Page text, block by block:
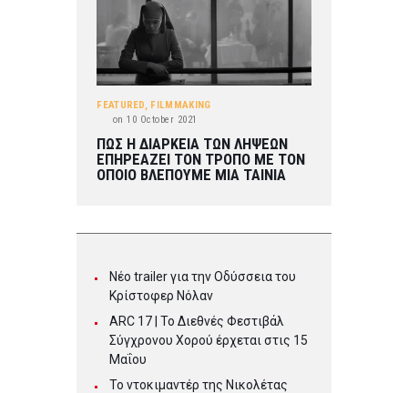
FEATURED, FILMMAKING
on 10 October 2021
ΠΩΣ Η ΔΙΑΡΚΕΙΑ ΤΩΝ ΛΗΨΕΩΝ
ΕΠΗΡΕΑΖΕΙ ΤΟΝ ΤΡΟΠΟ ΜΕ ΤΟΝ
ΟΠΟΙΟ ΒΛΕΠΟΥΜΕ ΜΙΑ ΤΑΙΝΙΑ
Νέο trailer για την Οδύσσεια του
Κρίστοφερ Νόλαν
ARC 17 | To Διεθνές Φεστιβάλ
Σύγχρονου Χορού έρχεται στις 15
Μαΐου
Το ντοκιμαντέρ της Νικολέτας